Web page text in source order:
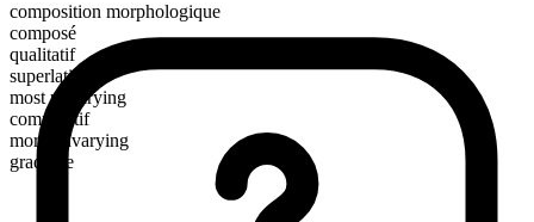
composition morphologique
composé
qualitatif
superlatif
most unvarying
comparatif
more unvarying
gradable